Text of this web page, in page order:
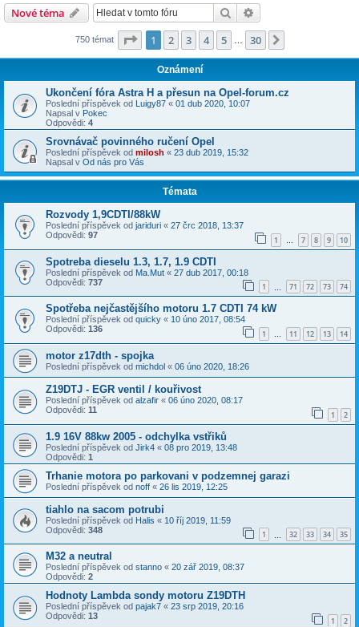
Nové téma Hledat
750 témat Stránka z 30
1 2 3 4 5 30
Oznámení
Ukončení fóra Astra H a přesun na Opel-forum.cz
Poslední příspěvek od Luigy87 « 01 dub 2020, 10:07
Napsal v Pokec
Odpovědi: 4
Srovnávač povinného ručení Opel
Poslední příspěvek od milosh « 23 dub 2019, 15:32
Napsal v Od nás pro Vás
Témata
Rozvody 1,9CDTI/88kW
Poslední příspěvek od jariduri « 27 črc 2018, 13:37
Odpovědi: 97 1 … 7 8 9 10
Spotreba dieselu 1.3, 1.7, 1.9 CDTI
Poslední příspěvek od Ma.Mut « 27 dub 2017, 00:18
Odpovědi: 737 1 71 72 73 74
Spotřeba nejčastějšího motoru 1.7 CDTI 74 kW
Poslední příspěvek od quicky « 10 úno 2017, 08:54
Odpovědi: 136 1 … 11 12 13 14
motor z17dth - spojka
Poslední příspěvek od michdol « 06 úno 2020, 18:26
Z19DTJ - EGR ventil / kouřivost
Poslední příspěvek od alzafir « 06 úno 2020, 08:17
Odpovědi: 11 1 2
1.9 16V 88kw 2005 - odchylka vstřiků
Poslední příspěvek od Jirk4 « 08 pro 2019, 13:48
Odpovědi: 1
Trhanie motora po parkovani v podzemnej garazi
Poslední příspěvek od noff « 26 lis 2019, 12:25
tiahlo na sacom potrubi
Poslední příspěvek od Halis « 10 říj 2019, 11:59
Odpovědi: 348 1 32 33 34 35
M32 a neutral
Poslední příspěvek od stanno « 20 zář 2019, 08:37
Odpovědi: 2
Hodnoty Lambda sondy motoru Z19DTH
Poslední příspěvek od pajak7 « 23 srp 2019, 20:16
Odpovědi: 13 1 2